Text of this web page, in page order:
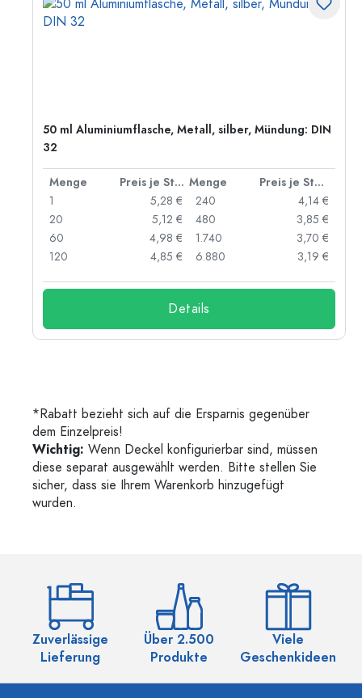
50 ml Aluminiumflasche, Metall, silber, Mündung: DIN
32
Menge Preis je Stück Menge
Preis je Stück
1
5,28 €
20
5,12 €
60
4,98 €
120
4,85 €
240
4,14 €
480
3,85 €
1.740
3,70 €
6.880
3,19 €
Details
*Rabatt bezieht sich auf die Ersparnis gegenüber
dem Einzelpreis!
Wichtig: Wenn Deckel konfigurierbar sind, müssen
diese separat ausgewählt werden. Bitte stellen Sie
sicher, dass sie Ihrem Warenkorb hinzugefügt
wurden.
Zuverlässige
Lieferung
Über 2.500
Produkte
Viele
Geschenkideen